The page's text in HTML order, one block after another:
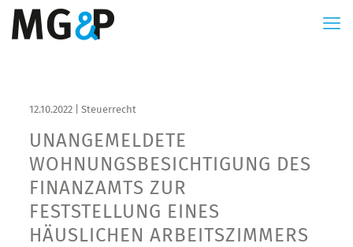
12.10.2022 | Steuerrecht
UNANGEMELDETE
WOHNUNGSBESICHTIGUNG DES
FINANZAMTS ZUR
FESTSTELLUNG EINES
HÄUSLICHEN ARBEITSZIMMERS